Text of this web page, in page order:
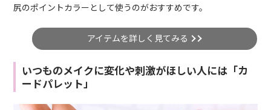
尻のポイントカラーとして使うのがおすすめです。
アイテムを詳しく見てみる
いつものメイクに変化や刺激がほしい人には「カ
ードパレット」